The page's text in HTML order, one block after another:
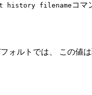
history filenameコマ
ォルトでは、 この値